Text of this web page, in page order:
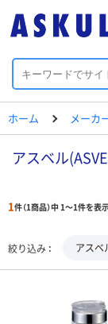
ホーム メーカ
アスベル
1件（1商品）中 1～1件を表
絞り込み アスベ